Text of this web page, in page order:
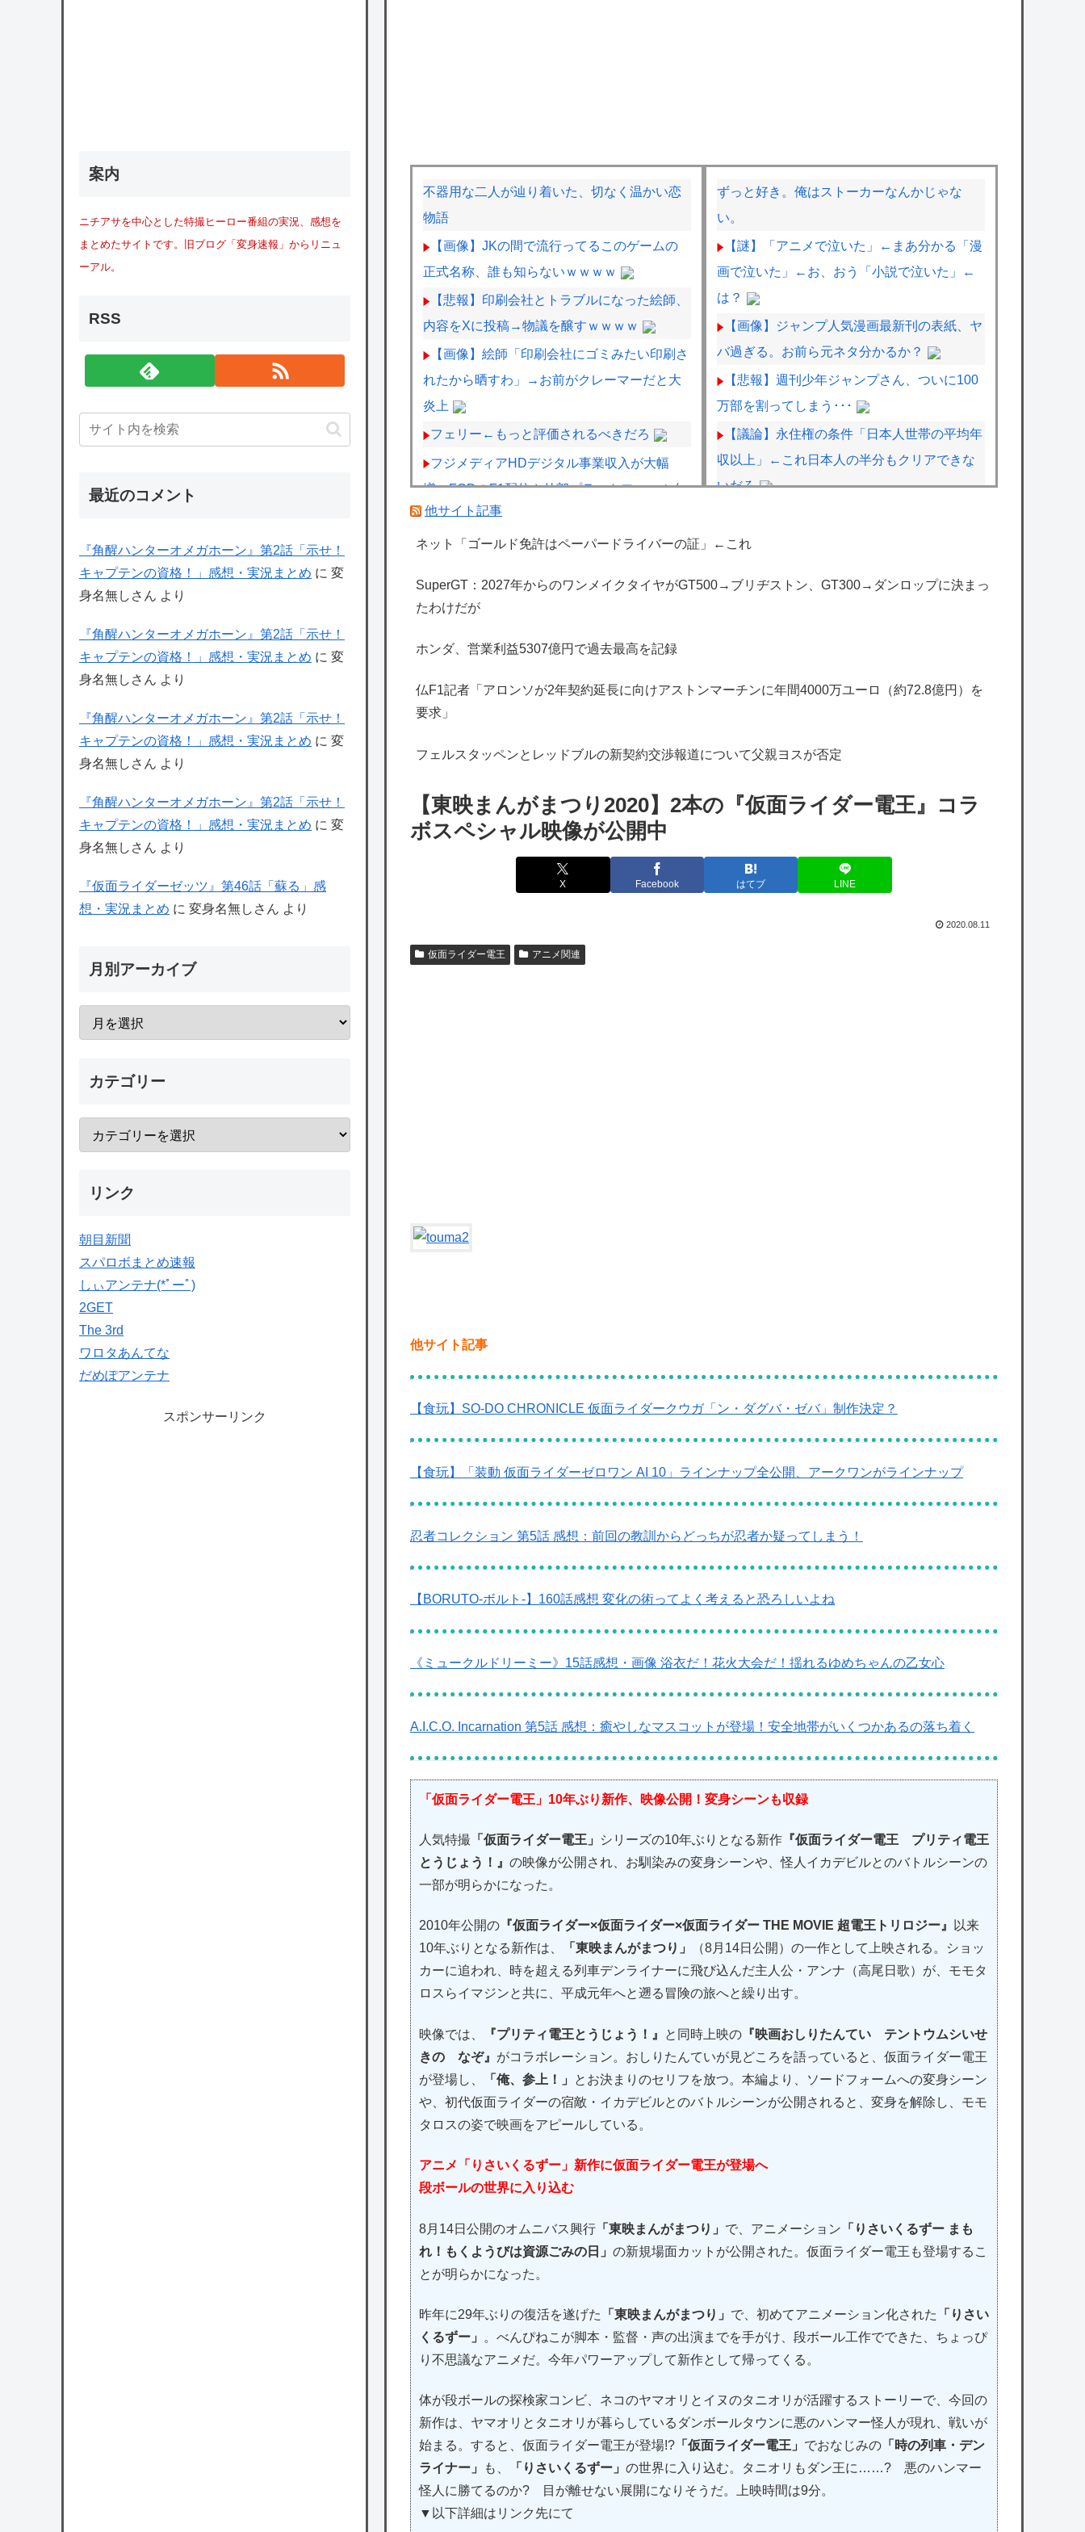
不器用な二人が辿り着いた、切なく温かい恋
物語
【画像】JKの間で流行ってるこのゲームの
正式名称、誰も知らないｗｗｗｗ
【悲報】印刷会社とトラブルになった絵師、
内容をXに投稿→物議を醸すｗｗｗｗ
【画像】絵師「印刷会社にゴミみたい印刷さ
れたから晒すわ」→お前がクレーマーだと大
炎上
フェリー←もっと評価されるべきだろ
フジメディアHDデジタル事業収入が大幅
増、FODのF1配信や外部プラットフォーム向
けコンテンツ販売が好調
【王座戦】広瀬章人九段が藤井聡太六冠に勝
億円）を要求」
出たあの親日経営者に海外が大騒ぎ
の為替介入再びで海外が大騒ぎ
のは韓国人である理由がこちら…」→「日本
も感謝してるらしい…（ﾌﾞﾙﾌﾞﾙ」＝韓国の反
海外「日本よ、お前がナンバーワンだ」 熊
衝撃
別課題消化時は別として
ずっと好き。俺はストーカーなんかじゃな
い。
【謎】「アニメで泣いた」←まあ分かる「漫
画で泣いた」←お、おう「小説で泣いた」←
は？
【画像】ジャンプ人気漫画最新刊の表紙、ヤ
バ過ぎる。お前ら元ネタ分かるか？
【悲報】週刊少年ジャンプさん、ついに100
万部を割ってしまう･･･
【議論】永住権の条件「日本人世帯の平均年
収以上」←これ日本人の半分もクリアできな
いだろ
悪いツイート聞くやつやってるのかなって思
【ホロライブ】うーん実にラミィ
きてください」
くんだけど E3-2ってサブの穴が空いてないダ
ど時間かかる？
【艦これ】ムラクモウサギ 他
【デレマス×仮面ライダー】仮面ライダーバ
他サイト記事
ネット「ゴールド免許はペーパードライバーの証」←これ
SuperGT：2027年からのワンメイクタイヤがGT500→ブリヂストン、GT300→ダンロップに決まっ
たわけだが
ホンダ、営業利益5307億円で過去最高を記録
仏F1記者「アロンソが2年契約延長に向けアストンマーチンに年間4000万ユーロ（約72.8億円）を
要求」
フェルスタッペンとレッドブルの新契約交渉報道について父親ヨスが否定
【東映まんがまつり2020】2本の『仮面ライダー電王』コラ
ボスペシャル映像が公開中
X Facebook はてブ LINE
2020.08.11
仮面ライダー電王 アニメ関連
他サイト記事
【食玩】SO-DO CHRONICLE 仮面ライダークウガ「ン・ダグバ・ゼバ」制作決定？
【食玩】「装動 仮面ライダーゼロワン AI 10」ラインナップ全公開、アークワンがラインナップ
忍者コレクション 第5話 感想：前回の教訓からどっちが忍者か疑ってしまう！
【BORUTO-ボルト-】160話感想 変化の術ってよく考えると恐ろしいよね
《ミュークルドリーミー》15話感想・画像 浴衣だ！花火大会だ！揺れるゆめちゃんの乙女心
A.I.C.O. Incarnation 第5話 感想：癒やしなマスコットが登場！安全地帯がいくつかあるの落ち着く
「仮面ライダー電王」10年ぶり新作、映像公開！変身シーンも収録
人気特撮 「仮面ライダー電王」 シリーズの10年ぶりとなる新作 『仮面ライダー電王 プリティ電王
とうじょう！』 の映像が公開され、お馴染みの変身シーンや、怪人イカデビルとのバトルシーンの
一部が明らかになった。
2010年公開の 『仮面ライダー×仮面ライダー×仮面ライダー THE MOVIE 超電王トリロジー』 以来
10年ぶりとなる新作は、
「東映まんがまつり」
（8月14日公開）の一作として上映される。ショッ
カーに追われ、時を超える列車デンライナーに飛び込んだ主人公・アンナ（高尾日歌）が、モモタ
ロスらイマジンと共に、平成元年へと遡る冒険の旅へと繰り出す。
映像では、 『プリティ電王とうじょう！』 と同時上映の 『映画おしりたんてい テントウムシいせ
きの なぞ』 がコラボレーション。おしりたんていが見どころを語っていると、仮面ライダー電王
が登場し、
「俺、参上！」
とお決まりのセリフを放つ。本編より、ソードフォームへの変身シーン
や、初代仮面ライダーの宿敵・イカデビルとのバトルシーンが公開されると、変身を解除し、モモ
タロスの姿で映画をアピールしている。
アニメ「りさいくるずー」新作に仮面ライダー電王が登場へ
段ボールの世界に入り込む
8月14日公開のオムニバス興行 「東映まんがまつり」 で、アニメーション 「りさいくるずー まも
れ！もくようびは資源ごみの日」 の新規場面カットが公開された。仮面ライダー電王も登場するこ
とが明らかになった。
昨年に29年ぶりの復活を遂げた 「東映まんがまつり」 で、初めてアニメーション化された
「りさい
くるずー」
。べんぴねこが脚本・監督・声の出演までを手がけ、段ボール工作でできた、ちょっぴ
り不思議なアニメだ。今年パワーアップして新作として帰ってくる。
体が段ボールの探検家コンビ、ネコのヤマオリとイヌのタニオリが活躍するストーリーで、今回の
新作は、ヤマオリとタニオリが暮らしているダンボールタウンに悪のハンマー怪人が現れ、戦いが
始まる。すると、仮面ライダー電王が登場!? 「仮面ライダー電王」 でおなじみの 「時の列車・デン
ライナー」
も、 「りさいくるずー」 の世界に入り込む。タニオリもダン王に……? 悪のハンマー
怪人に勝てるのか? 目が離せない展開になりそうだ。上映時間は9分。
▼以下詳細はリンク先にて
案内
ニチアサを中心とした特撮ヒーロー番組の実況、感想を
まとめたサイトです。旧ブログ「変身速報」からリニュ
ーアル。
RSS
最近のコメント
『角醒ハンターオメガホーン』第2話「示せ！
キャプテンの資格！」感想・実況まとめ に 変
身名無しさん より
『角醒ハンターオメガホーン』第2話「示せ！
キャプテンの資格！」感想・実況まとめ に 変
身名無しさん より
『角醒ハンターオメガホーン』第2話「示せ！
キャプテンの資格！」感想・実況まとめ に 変
身名無しさん より
『角醒ハンターオメガホーン』第2話「示せ！
キャプテンの資格！」感想・実況まとめ に 変
身名無しさん より
『仮面ライダーゼッツ』第46話「蘇る」感
想・実況まとめ に 変身名無しさん より
月別アーカイブ
カテゴリー
リンク
朝目新聞
スパロボまとめ速報
しぃアンテナ(*ﾟーﾟ)
2GET
The 3rd
ワロタあんてな
だめぽアンテナ
スポンサーリンク